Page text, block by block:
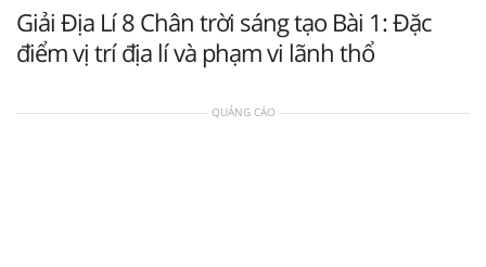
Giải Địa Lí 8 Chân trời sáng tạo Bài 1: Đặc
điểm vị trí địa lí và phạm vi lãnh thổ
QUẢNG CÁO